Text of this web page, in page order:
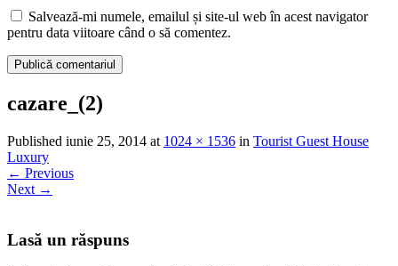
Salvează-mi numele, emailul și site-ul web în acest navigator
pentru data viitoare când o să comentez.
cazare_(2)
Published iunie 25, 2014 at 1024 × 1536 in Tourist Guest House
Luxury
← Previous
Next →
Lasă un răspuns